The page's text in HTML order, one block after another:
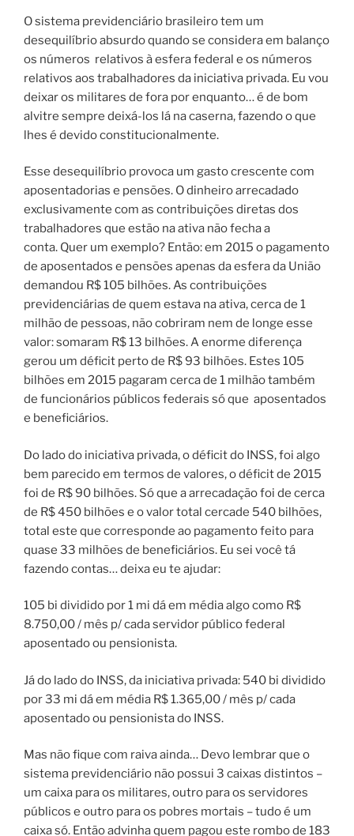
O sistema previdenciário brasileiro tem um
desequilíbrio absurdo quando se considera em balanço
os números relativos à esfera federal e os números
relativos aos trabalhadores da iniciativa privada. Eu vou
deixar os militares de fora por enquanto… é de bom
alvitre sempre deixá-los lá na caserna, fazendo o que
lhes é devido constitucionalmente.
Esse desequilíbrio provoca um gasto crescente com
aposentadorias e pensões. O dinheiro arrecadado
exclusivamente com as contribuições diretas dos
trabalhadores que estão na ativa não fecha a
conta. Quer um exemplo? Então: em 2015 o pagamento
de aposentados e pensões apenas da esfera da União
demandou R$ 105 bilhões. As contribuições
previdenciárias de quem estava na ativa, cerca de 1
milhão de pessoas, não cobriram nem de longe esse
valor: somaram R$ 13 bilhões. A enorme diferença
gerou um déficit perto de R$ 93 bilhões. Estes 105
bilhões em 2015 pagaram cerca de 1 milhão também
de funcionários públicos federais só que aposentados
e beneficiários.
Do lado do iniciativa privada, o déficit do INSS, foi algo
bem parecido em termos de valores, o déficit de 2015
foi de R$ 90 bilhões. Só que a arrecadação foi de cerca
de R$ 450 bilhões e o valor total cercade 540 bilhões,
total este que corresponde ao pagamento feito para
quase 33 milhões de beneficiários. Eu sei você tá
fazendo contas… deixa eu te ajudar:
105 bi dividido por 1 mi dá em média algo como R$
8.750,00 / mês p/ cada servidor público federal
aposentado ou pensionista.
Já do lado do INSS, da iniciativa privada: 540 bi dividido
por 33 mi dá em média R$ 1.365,00 / mês p/ cada
aposentado ou pensionista do INSS.
Mas não fique com raiva ainda… Devo lembrar que o
sistema previdenciário não possui 3 caixas distintos –
um caixa para os militares, outro para os servidores
públicos e outro para os pobres mortais – tudo é um
caixa só. Então advinha quem pagou este rombo de 183